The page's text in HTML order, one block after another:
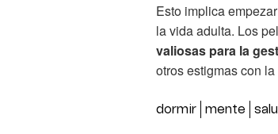
Esto implica
la vida adulta. Los
valiosas para la
otros estigmas con
dormir mente